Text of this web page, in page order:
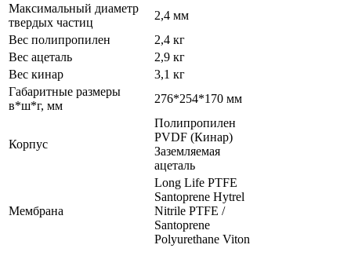
Максимальный диаметр
твердых частиц
2,4 мм
Вес полипропилен
2,4 кг
Вес ацеталь
2,9 кг
Вес кинар
3,1 кг
Габаритные размеры
в*ш*г, мм
276*254*170 мм
Корпус
Полипропилен
PVDF (Кинар)
Заземляемая
ацеталь
Мембрана
Long Life PTFE
Santoprene Hytrel
Nitrile PTFE /
Santoprene
Polyurethane Viton